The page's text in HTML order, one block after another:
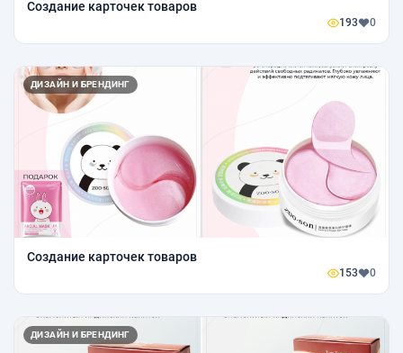
Создание карточек товаров
193 0
ДИЗАЙН И БРЕНДИНГ
Создание карточек товаров
153 0
ДИЗАЙН И БРЕНДИНГ